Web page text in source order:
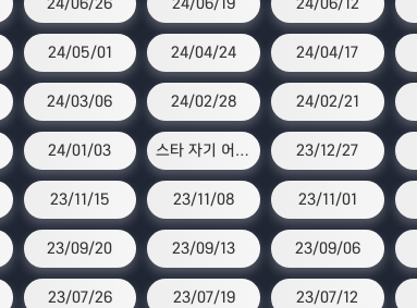
24/05/01 24/04/24 24/04/17
24/03/06 24/02/28 24/02/21
24/01/03 스타 자기 어워즈 23/12/27
23/11/15 23/11/08 23/11/01
23/09/20 23/09/13 23/09/06
23/07/26 23/07/19 23/07/12